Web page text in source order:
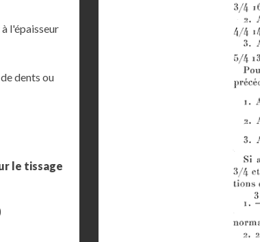
l'épaisseur
dents ou
le tissage